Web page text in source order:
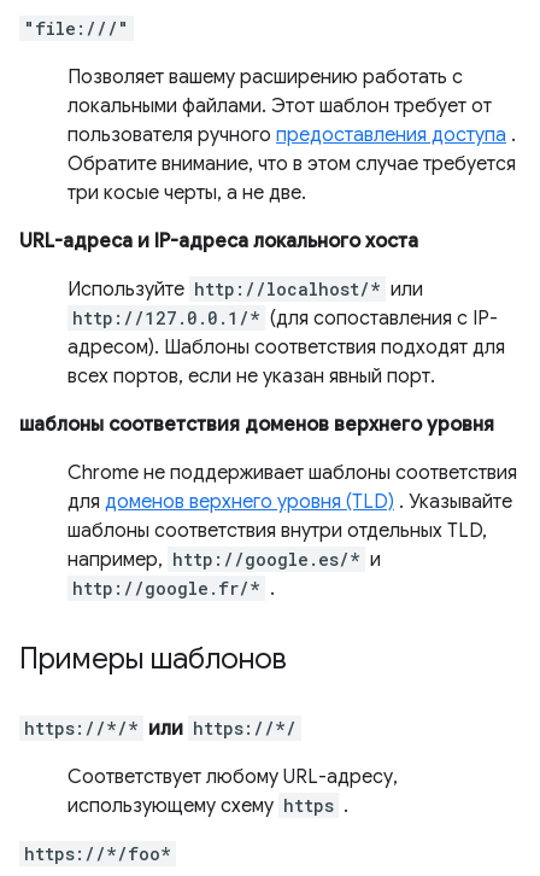
"file:///"
Позволяет вашему расширению работать с
локальными файлами. Этот шаблон требует от
пользователя ручного предоставления доступа .
Обратите внимание, что в этом случае требуется
три косые черты, а не две.
URL-адреса и IP-адреса локального хоста
Используйте http://localhost/* или
http://127.0.0.1/* (для сопоставления с IP-
адресом). Шаблоны соответствия подходят для
всех портов, если не указан явный порт.
шаблоны соответствия доменов верхнего уровня
Chrome не поддерживает шаблоны соответствия
для доменов верхнего уровня (TLD) . Указывайте
шаблоны соответствия внутри отдельных TLD,
например, http://google.es/* и
http://google.fr/* .
Примеры шаблонов
https://*/* или https://*/
Соответствует любому URL-адресу,
использующему схему https .
https://*/foo*